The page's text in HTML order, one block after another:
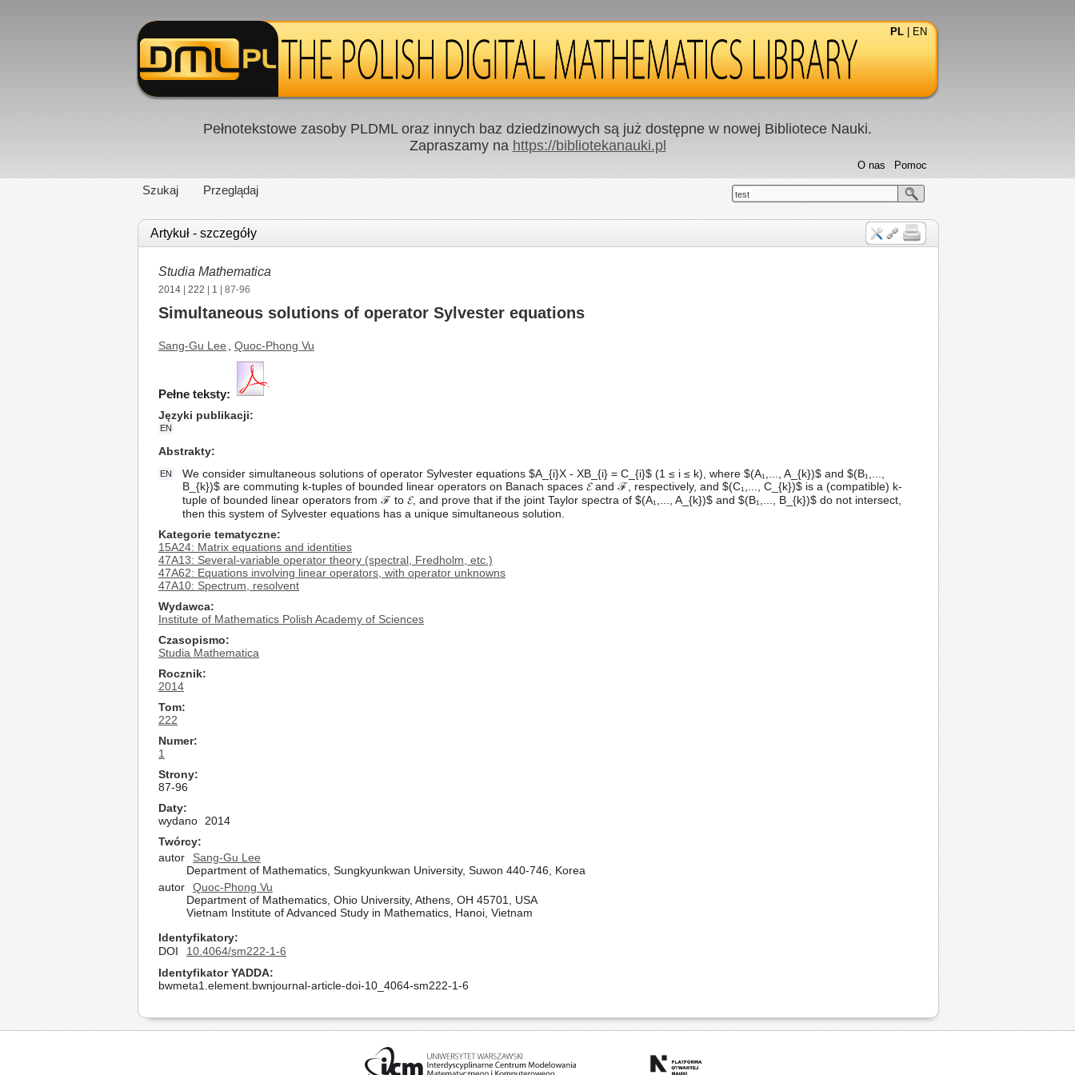
PL EN
Pełnotekstowe zasoby PLDML oraz innych baz dziedzinowych są już dostępne w nowej Bibliotece Nauki.
Zapraszamy na https://bibliotekanauki.pl
Szukaj Przeglądaj
Pomoc
O nas
test
Artykuł - szczegóły
Studia Mathematica
2014 222 1 | 87-96
Simultaneous solutions of operator Sylvester equations
Sang-Gu Lee Quoc-Phong Vu
Pełne teksty:
Języki publikacji
EN
Abstrakty
EN
We consider simultaneous solutions of operator Sylvester equations $A_{i}X - XB_{i} = C_{i}$ (1 ≤ i ≤ k), where $(A₁,..., A_{k})$ and $(B₁,...,
B_{k})$ are commuting k-tuples of bounded linear operators on Banach spaces 𝓔 and ℱ, respectively, and $(C₁,..., C_{k})$ is a (compatible) k-
tuple of bounded linear operators from ℱ to 𝓔, and prove that if the joint Taylor spectra of $(A₁,..., A_{k})$ and $(B₁,..., B_{k})$ do not intersect,
then this system of Sylvester equations has a unique simultaneous solution.
Kategorie tematyczne
15A24: Matrix equations and identities
47A13: Several-variable operator theory (spectral, Fredholm, etc.)
47A62: Equations involving linear operators, with operator unknowns
47A10: Spectrum, resolvent
Wydawca
Institute of Mathematics Polish Academy of Sciences
Czasopismo
Studia Mathematica
Rocznik
2014
Tom
222
Numer
1
Strony
87-96
Daty
wydano
2014
Twórcy
autor
Sang-Gu Lee
Department of Mathematics, Sungkyunkwan University, Suwon 440-746, Korea
autor
Quoc-Phong Vu
Department of Mathematics, Ohio University, Athens, OH 45701, USA
Vietnam Institute of Advanced Study in Mathematics, Hanoi, Vietnam
Identyfikatory
DOI
10.4064/sm222-1-6
Identyfikator YADDA
bwmeta1.element.bwnjournal-article-doi-10_4064-sm222-1-6